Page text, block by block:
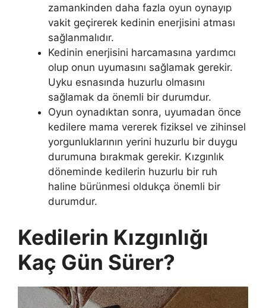
zamankinden daha fazla oyun oynayıp
vakit geçirerek kedinin enerjisini atması
sağlanmalıdır.
Kedinin enerjisini harcamasına yardımcı
olup onun uyumasını sağlamak gerekir.
Uyku esnasında huzurlu olmasını
sağlamak da önemli bir durumdur.
Oyun oynadıktan sonra, uyumadan önce
kedilere mama vererek fiziksel ve zihinsel
yorgunluklarının yerini huzurlu bir duygu
durumuna bırakmak gerekir. Kızgınlık
döneminde kedilerin huzurlu bir ruh
haline bürünmesi oldukça önemli bir
durumdur.
Kedilerin Kızgınlığı
Kaç Gün Sürer?